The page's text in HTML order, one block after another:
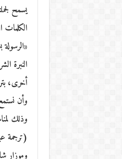
يسمح
الكلمات
النبرة
أخرى،
وأن
وذلك
وموزار